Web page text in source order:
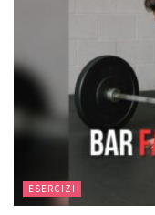
ESERCIZI